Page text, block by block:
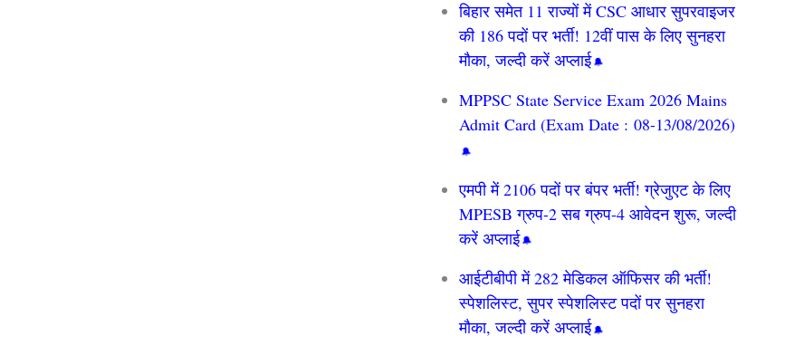
बिहार समेत 11 राज्यों में CSC आधार सुपरवाइजर
की 186 पदों पर भर्ती! 12वीं पास के लिए सुनहरा
मौका, जल्दी करें अप्लाई
MPPSC State Service Exam 2026 Mains
Admit Card (Exam Date : 08-13/08/2026)
एमपी में 2106 पदों पर बंपर भर्ती! ग्रेजुएट के लिए
MPESB ग्रुप-2 सब ग्रुप-4 आवेदन शुरू, जल्दी
करें अप्लाई
आईटीबीपी में 282 मेडिकल ऑफिसर की भर्ती!
स्पेशलिस्ट, सुपर स्पेशलिस्ट पदों पर सुनहरा
मौका, जल्दी करें अप्लाई